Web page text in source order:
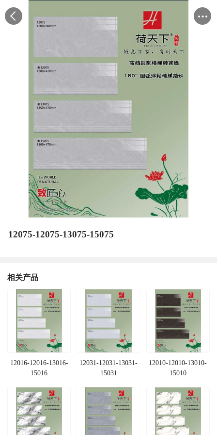
12075-12075-13075-15075
相关产品
12016-12016-13016-
15016
12031-12031-13031-
15031
12010-12010-13010-
15010